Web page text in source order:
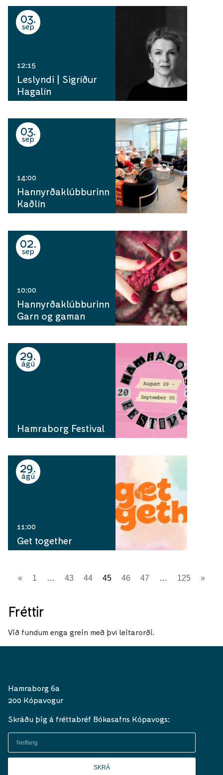
03
sep
12:15
Leslyndi | Sigríður
Hagalín
03
sep
14:00
Hannyrðaklúbburinn
Kaðlín
02
sep
10:00
Hannyrðaklúbburinn
Garn og gaman
29
ágú
Hamraborg Festival
29
ágú
11:00
Get together
« 1 … 43 44 45 46 47 … 125 »
Fréttir
Við fundum enga grein með því leitarorði.
Hamraborg 6a
200 Kópavogur
Skráðu þig á fréttabréf Bókasafns Kópavogs:
SKRÁ